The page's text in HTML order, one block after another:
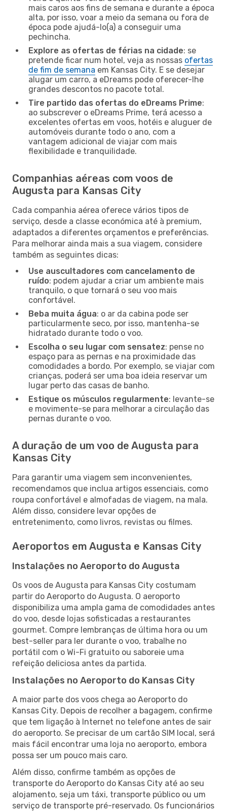
mais caros aos fins de semana e durante a época
alta, por isso, voar a meio da semana ou fora de
época pode ajudá-lo(a) a conseguir uma
pechincha.
Explore as ofertas de férias na cidade: se
pretende ficar num hotel, veja as nossas ofertas
de fim de semana em Kansas City. E se desejar
alugar um carro, a eDreams pode oferecer-lhe
grandes descontos no pacote total.
Tire partido das ofertas do eDreams Prime:
ao subscrever o eDreams Prime, terá acesso a
excelentes ofertas em voos, hotéis e aluguer de
automóveis durante todo o ano, com a
vantagem adicional de viajar com mais
flexibilidade e tranquilidade.
Companhias aéreas com voos de
Augusta para Kansas City
Cada companhia aérea oferece vários tipos de
serviço, desde a classe económica até à premium,
adaptados a diferentes orçamentos e preferências.
Para melhorar ainda mais a sua viagem, considere
também as seguintes dicas:
Use auscultadores com cancelamento de
ruído: podem ajudar a criar um ambiente mais
tranquilo, o que tornará o seu voo mais
confortável.
Beba muita água: o ar da cabina pode ser
particularmente seco, por isso, mantenha-se
hidratado durante todo o voo.
Escolha o seu lugar com sensatez: pense no
espaço para as pernas e na proximidade das
comodidades a bordo. Por exemplo, se viajar com
crianças, poderá ser uma boa ideia reservar um
lugar perto das casas de banho.
Estique os músculos regularmente: levante-se
e movimente-se para melhorar a circulação das
pernas durante o voo.
A duração de um voo de Augusta para
Kansas City
Para garantir uma viagem sem inconvenientes,
recomendamos que inclua artigos essenciais, como
roupa confortável e almofadas de viagem, na mala.
Além disso, considere levar opções de
entretenimento, como livros, revistas ou filmes.
Aeroportos em Augusta e Kansas City
Instalações no Aeroporto do Augusta
Os voos de Augusta para Kansas City costumam
partir do Aeroporto do Augusta. O aeroporto
disponibiliza uma ampla gama de comodidades antes
do voo, desde lojas sofisticadas a restaurantes
gourmet. Compre lembranças de última hora ou um
best-seller para ler durante o voo, trabalhe no
portátil com o Wi-Fi gratuito ou saboreie uma
refeição deliciosa antes da partida.
Instalações no Aeroporto do Kansas City
A maior parte dos voos chega ao Aeroporto do
Kansas City. Depois de recolher a bagagem, confirme
que tem ligação à Internet no telefone antes de sair
do aeroporto. Se precisar de um cartão SIM local, será
mais fácil encontrar uma loja no aeroporto, embora
possa ser um pouco mais caro.
Além disso, confirme também as opções de
transporte do Aeroporto do Kansas City até ao seu
alojamento, seja um táxi, transporte público ou um
serviço de transporte pré-reservado. Os funcionários